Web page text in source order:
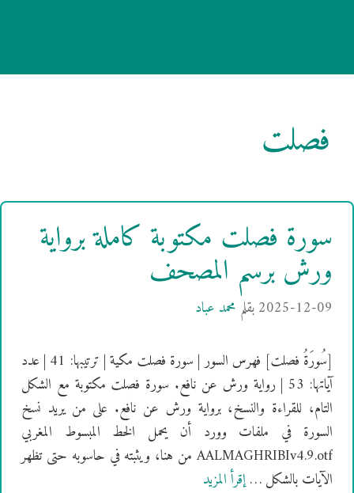
فصلت
سورة فصلت مكتوبة كاملة برواية
ورش برسم المصحف
2025-12-09بقلم محمد عباد
[سُورَةُ فصلت] فهرس السور | سورة فصلت مكية | ترتيبها: 41 | عدد
آياتها: 53 | رواية ورش عن نافع. سورة فصلت مكتوبة مع الشكل
التام، للقراءة والنسخ، برواية ورش عن نافع. على من يريد نسخ
السورة في ملفات وورد أن يحمل الخط المبسوط المغربي
AALMAGHRIBIv4.9.otf من هنا، ويثبته في حاسوبه حتى تظهر
الآيات بالشكل …إقرأ المزيد